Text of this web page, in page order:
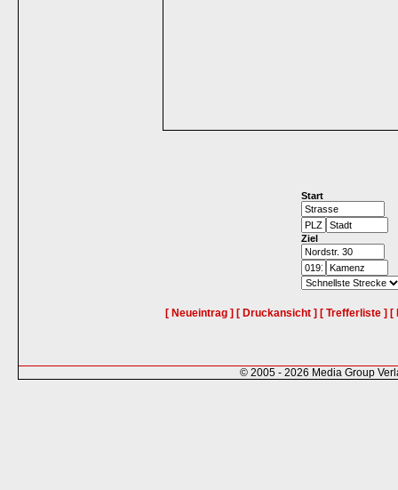
Start
Ziel
[ Neueintrag ] [ Druckansicht ] [ Trefferliste ] [
© 2005 - 2026 Media Group